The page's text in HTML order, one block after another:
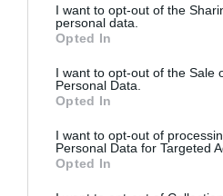
I want to opt-out of the
personal data.
Opted In
I want to opt-out of the Sale
Personal Data.
Opted In
I want to opt-out of
Personal Data for Targeted
Opted In
Evening (Makrokosmos III)
Πιάνο: Νίκος
Κρουστά:Kazuyo
Αργυρόπουλος
Αρχιτεκτονικός
Καφαντάρης, Νικόλας